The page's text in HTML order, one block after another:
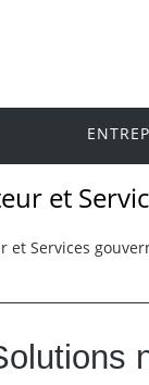
et
et Services